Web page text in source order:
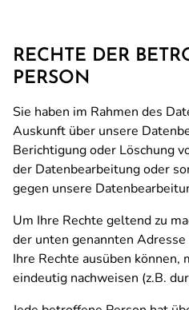
RECHTE DER
PERSON
Sie haben im Rahmen des
Auskunft über unsere
Berichtigung oder Löschung
der Datenbearbeitung oder
gegen unsere
Um Ihre Rechte geltend zu
der unten genannten
Ihre Rechte ausüben
eindeutig nachweisen (z.B.